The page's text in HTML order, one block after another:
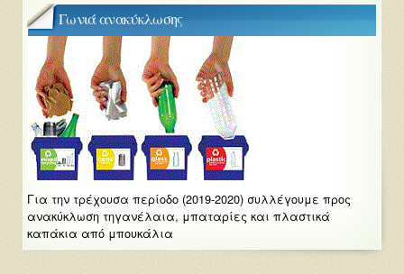
Γωνιά ανακύκλωσης
Για την τρέχουσα περίοδο (2019-2020) συλλέγουμε προς
ανακύκλωση τηγανέλαια, μπαταρίες και πλαστικά
καπάκια από μπουκάλια